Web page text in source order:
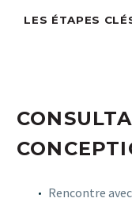
LES ÉTAPES
Rencontre